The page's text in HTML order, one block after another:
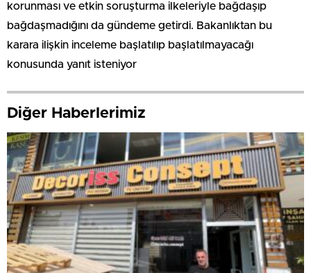
korunması ve etkin soruşturma ilkeleriyle bağdaşıp
bağdaşmadığını da gündeme getirdi. Bakanlıktan bu
karara ilişkin inceleme başlatılıp başlatılmayacağı
konusunda yanıt isteniyor
Diğer Haberlerimiz